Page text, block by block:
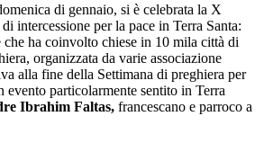
di gennaio, si è celebrata la X
intercessione per la pace in Terra Santa:
che ha coinvolto chiese in 10 mila città di
organizzata da varie associazione
alla fine della Settimana di preghiera per
particolarmente sentito in Terra
Ibrahim Faltas, francescano e parroco a